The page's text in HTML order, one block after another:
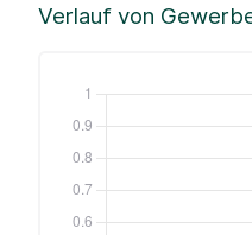
Verlauf von